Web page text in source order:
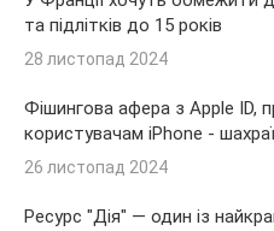
та підлітків до 15 років
28 листопад 2024
Фішингова афера з Apple ID,
користувачам iPhone -
26 листопад 2024
Ресурс "Дія" — один із